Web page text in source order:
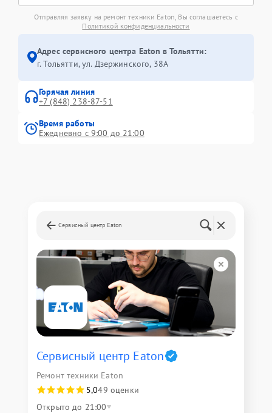
Отправляя заявку на ремонт техники Eaton, Вы соглашаетесь с
Политикой конфиденциальности
Адрес сервисного центра Eaton в Тольятти:
г. Тольятти, ул. Дзержинского, 38А
Горячая линия
+7 (848) 238-87-51
Время работы
Ежедневно с 9:00 до 21:00
Сервисный центр Eaton
Сервисный центр Eaton
Ремонт техники Eaton
5,049 оценки
Открыто до 21:00